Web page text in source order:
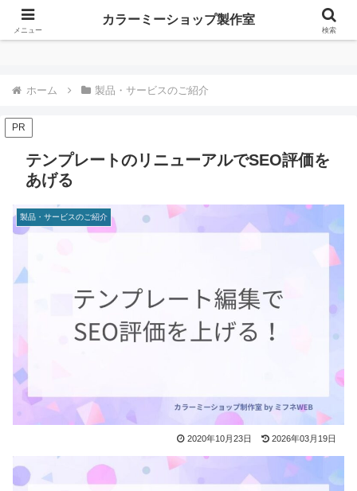
カラーミーショップ製作室
ホーム 製品・サービスのご紹介
PR
テンプレートのリニューアルでSEO評価を
あげる
製品・サービスのご紹介
2020年10月23日 2026年03月19日
メニュー
カラーミーショップ製作室
検索